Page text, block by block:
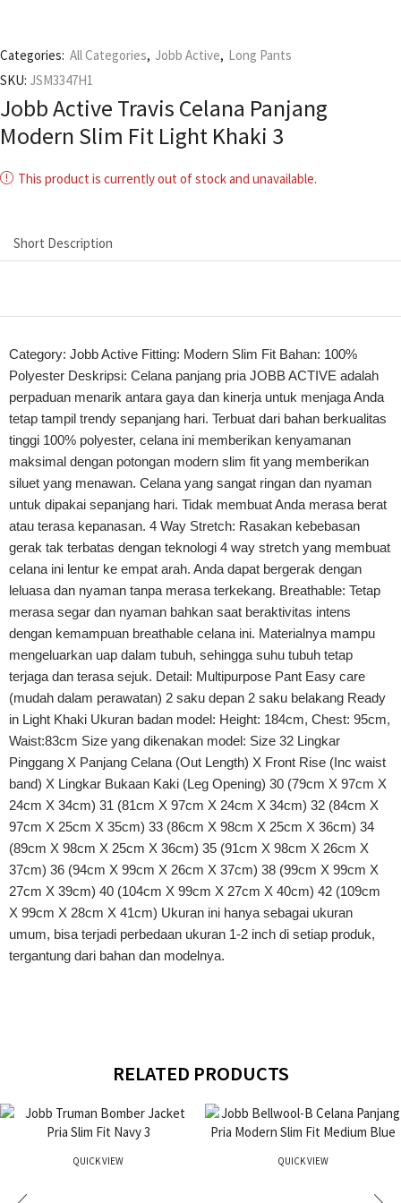
Categories: All Categories, Jobb Active, Long Pants
SKU: JSM3347H1
Jobb Active Travis Celana Panjang
Modern Slim Fit Light Khaki 3
This product is currently out of stock and unavailable.
Short Description
Category: Jobb Active Fitting: Modern Slim Fit Bahan: 100%
Polyester Deskripsi: Celana panjang pria JOBB ACTIVE adalah
perpaduan menarik antara gaya dan kinerja untuk menjaga Anda
tetap tampil trendy sepanjang hari. Terbuat dari bahan berkualitas
tinggi 100% polyester, celana ini memberikan kenyamanan
maksimal dengan potongan modern slim fit yang memberikan
siluet yang menawan. Celana yang sangat ringan dan nyaman
untuk dipakai sepanjang hari. Tidak membuat Anda merasa berat
atau terasa kepanasan. 4 Way Stretch: Rasakan kebebasan
gerak tak terbatas dengan teknologi 4 way stretch yang membuat
celana ini lentur ke empat arah. Anda dapat bergerak dengan
leluasa dan nyaman tanpa merasa terkekang. Breathable: Tetap
merasa segar dan nyaman bahkan saat beraktivitas intens
dengan kemampuan breathable celana ini. Materialnya mampu
mengeluarkan uap dalam tubuh, sehingga suhu tubuh tetap
terjaga dan terasa sejuk. Detail: Multipurpose Pant Easy care
(mudah dalam perawatan) 2 saku depan 2 saku belakang Ready
in Light Khaki Ukuran badan model: Height: 184cm, Chest: 95cm,
Waist:83cm Size yang dikenakan model: Size 32 Lingkar
Pinggang X Panjang Celana (Out Length) X Front Rise (Inc waist
band) X Lingkar Bukaan Kaki (Leg Opening) 30 (79cm X 97cm X
24cm X 34cm) 31 (81cm X 97cm X 24cm X 34cm) 32 (84cm X
97cm X 25cm X 35cm) 33 (86cm X 98cm X 25cm X 36cm) 34
(89cm X 98cm X 25cm X 36cm) 35 (91cm X 98cm X 26cm X
37cm) 36 (94cm X 99cm X 26cm X 37cm) 38 (99cm X 99cm X
27cm X 39cm) 40 (104cm X 99cm X 27cm X 40cm) 42 (109cm
X 99cm X 28cm X 41cm) Ukuran ini hanya sebagai ukuran
umum, bisa terjadi perbedaan ukuran 1-2 inch di setiap produk,
tergantung dari bahan dan modelnya.
RELATED PRODUCTS
QUICK VIEW QUICK VIEW